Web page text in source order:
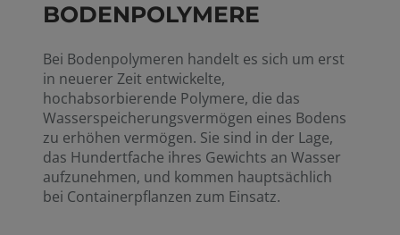
BODENPOLYMERE
Bei Bodenpolymeren handelt es sich um erst
in neuerer Zeit entwickelte,
hochabsorbierende Polymere, die das
Wasserspeicherungsvermögen eines Bodens
zu erhöhen vermögen. Sie sind in der Lage,
das Hundertfache ihres Gewichts an Wasser
aufzunehmen, und kommen hauptsächlich
bei Containerpflanzen zum Einsatz.